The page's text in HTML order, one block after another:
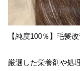
【純度100％】毛髪
厳選した栄養剤や処